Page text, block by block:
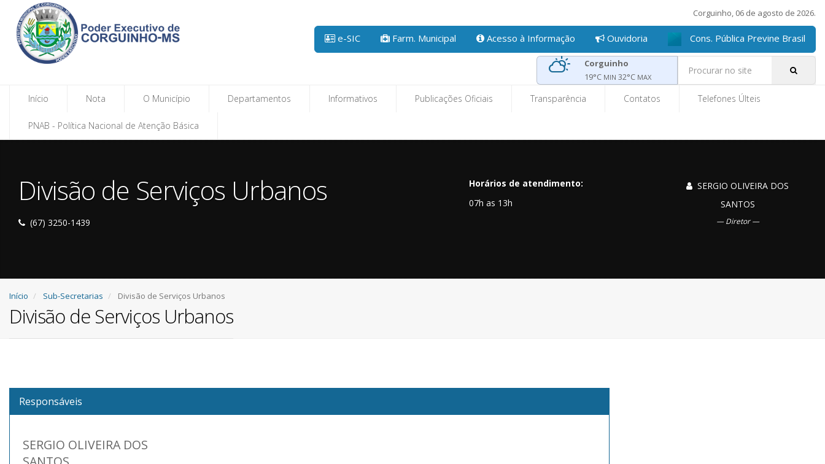
Corguinho, 06 de agosto de 2026.
e-SIC Farm. Municipal Acesso à Informação Ouvidoria Cons. Pública Previne Brasil
Corguinho
19°C MIN 32°C MAX
Início Nota O Município Departamentos Informativos Publicações Oficiais Transparência Contatos Telefones Últeis
PNAB - Política Nacional de Atenção Básica
Divisão de Serviços Urbanos
(67) 3250-1439
Horários de atendimento:
07h as 13h
SERGIO OLIVEIRA DOS
SANTOS
Diretor
Início Sub-Secretarias Divisão de Serviços Urbanos
Divisão de Serviços Urbanos
Responsáveis
SERGIO OLIVEIRA DOS